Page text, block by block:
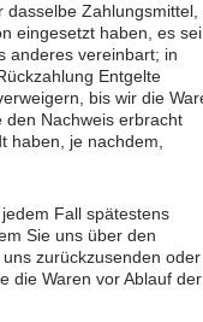
Zahlungsmittel,
eingesetzt haben, es sei
anderes vereinbart; in
Entgelte
bis wir die
den Nachweis erbracht
haben, je nachdem,
Fall spätestens
Sie uns über den
zurückzusenden
die Waren vor Ablauf der